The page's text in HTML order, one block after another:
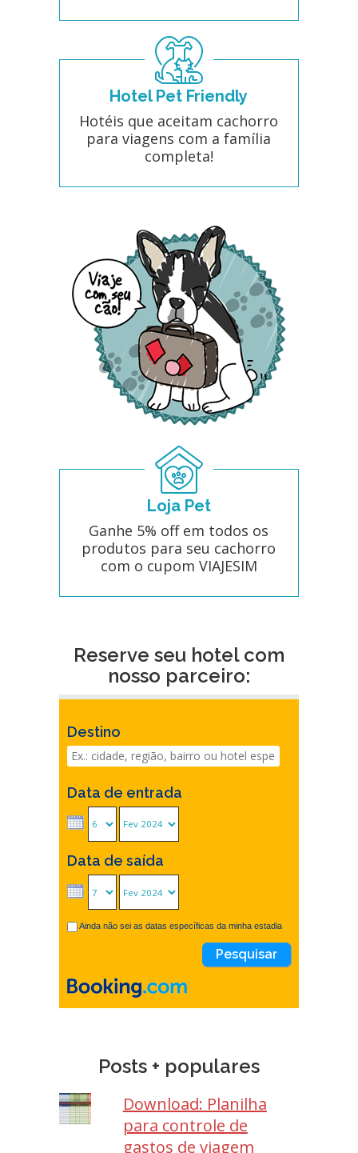
Hotel Pet Friendly
Hotéis que aceitam cachorro
para viagens com a família
completa!
Loja Pet
Ganhe 5% off em todos os
produtos para seu cachorro
com o cupom VIAJESIM
Reserve seu hotel com
nosso parceiro:
Destino
Data de entrada
Data de saída
Ainda não sei as datas específicas da minha estadia
Posts + populares
Download: Planilha
para controle de
gastos de viagem